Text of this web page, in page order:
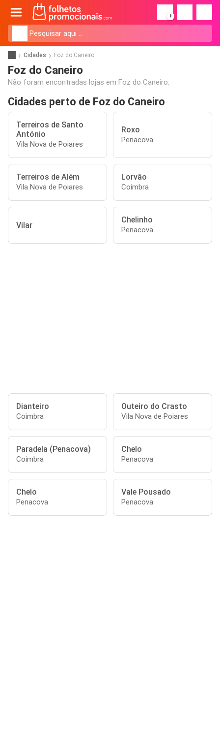
!
Cidades Foz do Caneiro
Foz do Caneiro
Não foram encontradas lojas em Foz do Caneiro.
Cidades perto de Foz do Caneiro
Terreiros de Santo
António
Vila Nova de Poiares
Roxo
Penacova
Terreiros de Além
Vila Nova de Poiares
Lorvão
Coimbra
Vilar
Chelinho
Penacova
Dianteiro
Coimbra
Outeiro do Crasto
Vila Nova de Poiares
Paradela (Penacova)
Coimbra
Chelo
Penacova
Chelo
Penacova
Vale Pousado
Penacova